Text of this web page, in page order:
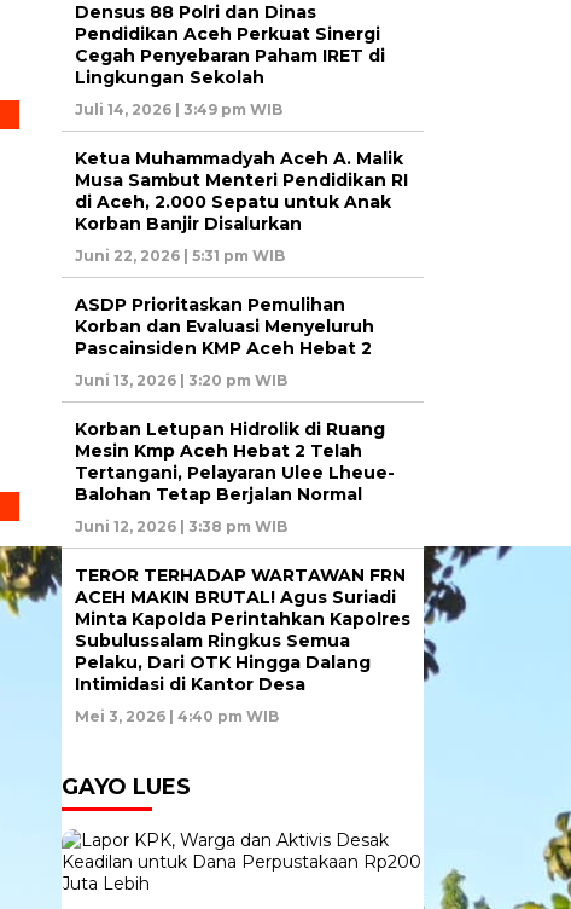
Densus 88 Polri dan Dinas
Pendidikan Aceh Perkuat Sinergi
Cegah Penyebaran Paham IRET di
Lingkungan Sekolah
Juli 14, 2026 | 3:49 pm WIB
Ketua Muhammadyah Aceh A. Malik
Musa Sambut Menteri Pendidikan RI
di Aceh, 2.000 Sepatu untuk Anak
Korban Banjir Disalurkan
Juni 22, 2026 | 5:31 pm WIB
ASDP Prioritaskan Pemulihan
Korban dan Evaluasi Menyeluruh
Pascainsiden KMP Aceh Hebat 2
Juni 13, 2026 | 3:20 pm WIB
Korban Letupan Hidrolik di Ruang
Mesin Kmp Aceh Hebat 2 Telah
Tertangani, Pelayaran Ulee Lheue-
Balohan Tetap Berjalan Normal
Juni 12, 2026 | 3:38 pm WIB
TEROR TERHADAP WARTAWAN FRN
ACEH MAKIN BRUTAL! Agus Suriadi
Minta Kapolda Perintahkan Kapolres
Subulussalam Ringkus Semua
Pelaku, Dari OTK Hingga Dalang
Intimidasi di Kantor Desa
Mei 3, 2026 | 4:40 pm WIB
GAYO LUES